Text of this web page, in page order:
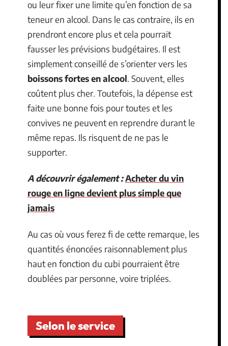
ou leur fixer une limite qu’en fonction de sa
teneur en alcool. Dans le cas contraire, ils en
prendront encore plus et cela pourrait
fausser les prévisions budgétaires. Il est
simplement conseillé de s’orienter vers les
boissons fortes en alcool. Souvent, elles
coûtent plus cher. Toutefois, la dépense est
faite une bonne fois pour toutes et les
convives ne peuvent en reprendre durant le
même repas. Ils risquent de ne pas le
supporter.
A découvrir également :Acheter du vin
rouge en ligne devient plus simple que
jamais
Au cas où vous ferez fi de cette remarque, les
quantités énoncées raisonnablement plus
haut en fonction du cubi pourraient être
doublées par personne, voire triplées.
Selon le service